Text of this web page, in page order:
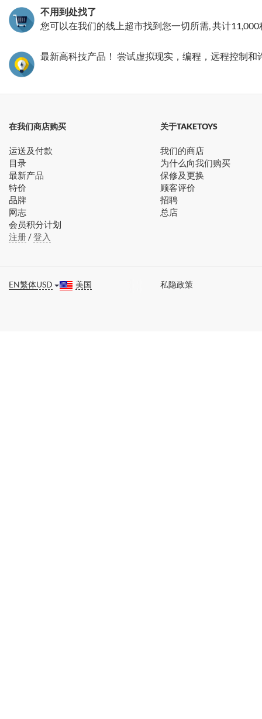
不用到处找了
您可以在我们的线上超市找到您一切所需, 共计11,000
最新高科技产品！ 尝试虚拟现实，编程，远程控制
在我们商店购买
运送及付款
目录
最新产品
特价
品牌
网志
会员积分计划
注册/登入
关于TAKETOYS
我们的商店
为什么向我们购买
保修及更换
顾客评价
招聘
总店
EN繁体USD 美国 私隐政策